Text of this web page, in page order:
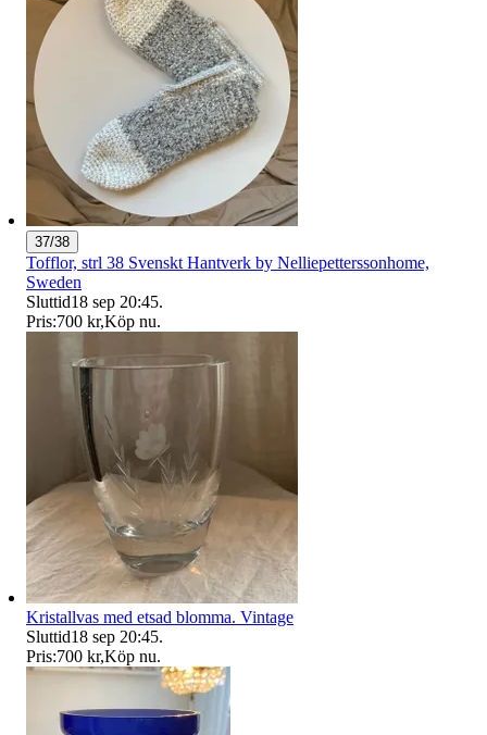
37/38
Tofflor, strl 38 Svenskt Hantverk by Nelliepetterssonhome,
Sweden
Sluttid18 sep 20:45.
Pris:700 kr,Köp nu.
Kristallvas med etsad blomma. Vintage
Sluttid18 sep 20:45.
Pris:700 kr,Köp nu.